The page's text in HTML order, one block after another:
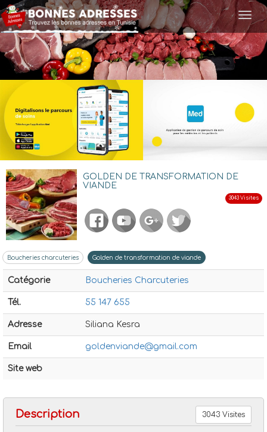
GOLDEN DE TRANSFORMATION DE
VIANDE
Boucheries charcuteries
Catégorie Boucheries Charcuteries
Tél. 55 147 655
Adresse Siliana Kesra
Email goldenviande@gmail.com
Site web
Description 3043 Visites